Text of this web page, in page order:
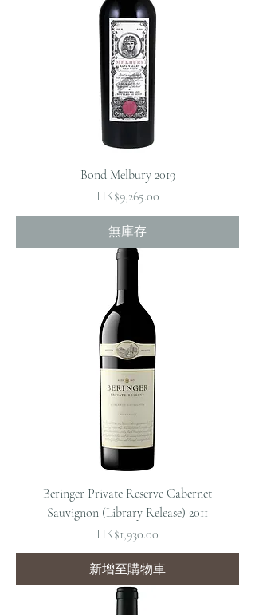
Bond Melbury 2019
價格
HK$9,265.00
無庫存
Beringer Private Reserve Cabernet
Sauvignon (Library Release) 2011
價格
HK$1,930.00
新增至購物車